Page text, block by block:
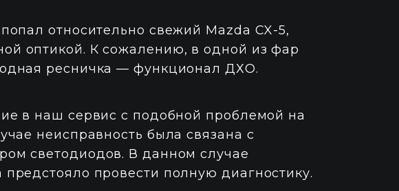
относительно свежий Mazda CX-5,
оптикой. К сожалению, в одной из фар
ресничка — функционал ДХО.
в наш сервис с подобной проблемой на
неисправность была связана с
светодиодов. В данном случае
предстояло провести полную диагностику.